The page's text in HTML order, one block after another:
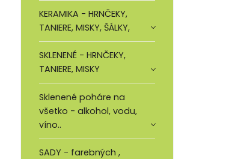
KERAMIKA - HRNČEKY,
TANIERE, MISKY, ŠÁLKY,
SKLENENÉ - HRNČEKY,
TANIERE, MISKY
Sklenené poháre na
všetko - alkohol, vodu,
víno..
SADY - farebných ,